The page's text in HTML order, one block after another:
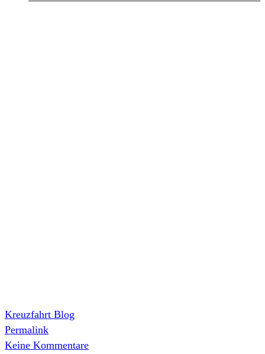
Kreuzfahrt Blog
Permalink
Keine Kommentare